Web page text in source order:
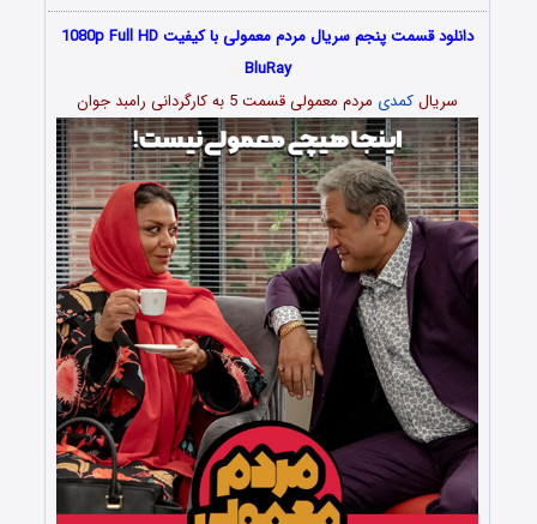
دانلود قسمت پنجم سریال مردم معمولی با کیفیت 1080p Full HD
BluRay
سریالکمدی مردم معمولی قسمت 5 به کارگردانی رامبد جوان